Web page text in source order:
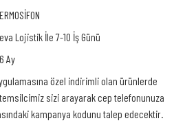
Lojistik İle 7-10 İş Günü
Ay
özel indirimli olan ürünlerde
sizi arayarak cep telefonunuza
kampanya kodunu talep edecektir.